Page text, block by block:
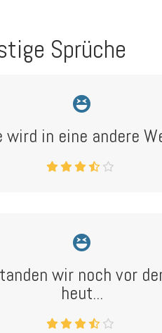
Sprüche
wird in eine andere
wir noch vor
heut...